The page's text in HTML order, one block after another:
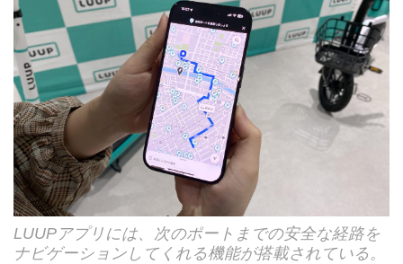
LUUPアプリには、次のポートまでの安全な経路を
ナビゲーションしてくれる機能が搭載されている。